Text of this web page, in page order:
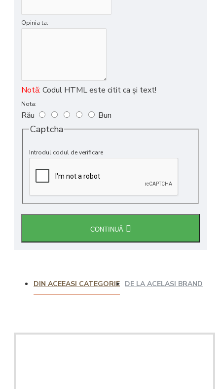
Opinia ta:
Notă: Codul HTML este citit ca şi text!
Nota:
Rău Bun
Captcha
Introdul codul de verificare
CONTINUĂ
DIN ACEEASI CATEGORIE DE LA ACELASI BRAND